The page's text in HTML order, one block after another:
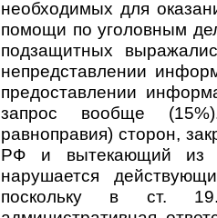
необходимых для
помощи по уголовным
подзащитных
непредставлении
предоставлении
запрос вообще
равноправия) сторон,
РФ и вытекающий из
нарушается
поскольку в ст.